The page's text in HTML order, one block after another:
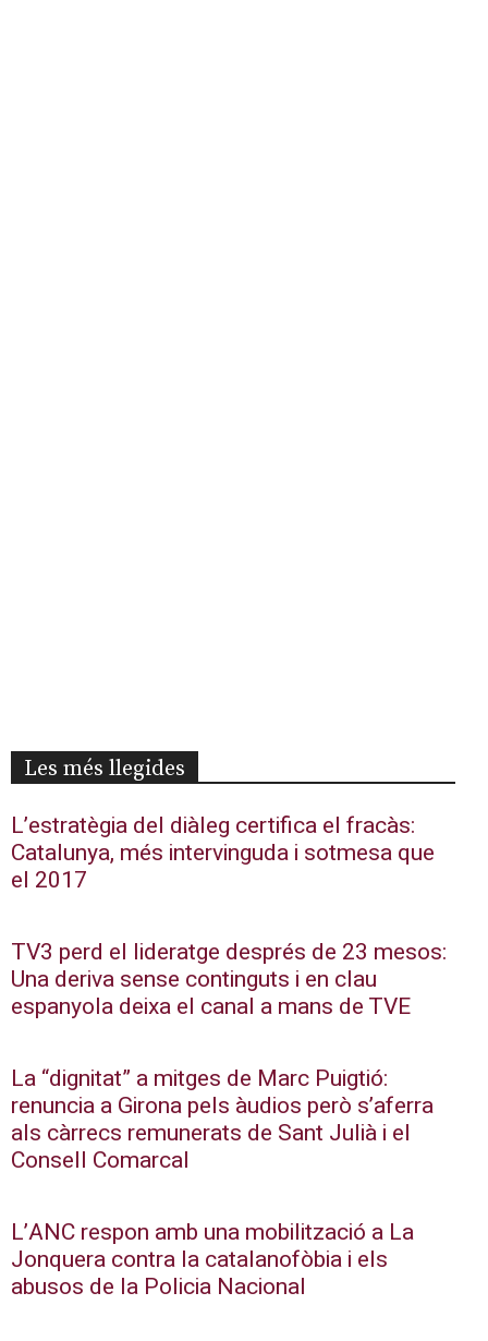
Les més llegides
L’estratègia del diàleg certifica el fracàs:
Catalunya, més intervinguda i sotmesa que
el 2017
TV3 perd el lideratge després de 23 mesos:
Una deriva sense continguts i en clau
espanyola deixa el canal a mans de TVE
La “dignitat” a mitges de Marc Puigtió:
renuncia a Girona pels àudios però s’aferra
als càrrecs remunerats de Sant Julià i el
Consell Comarcal
L’ANC respon amb una mobilització a La
Jonquera contra la catalanofòbia i els
abusos de la Policia Nacional